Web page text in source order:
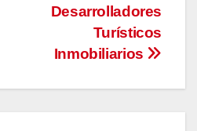
Desarrolladores
Turísticos
Inmobiliarios